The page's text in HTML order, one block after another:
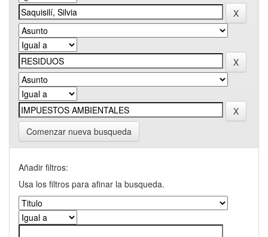
Comenzar nueva busqueda
Añadir filtros:
Usa los filtros para afinar la busqueda.